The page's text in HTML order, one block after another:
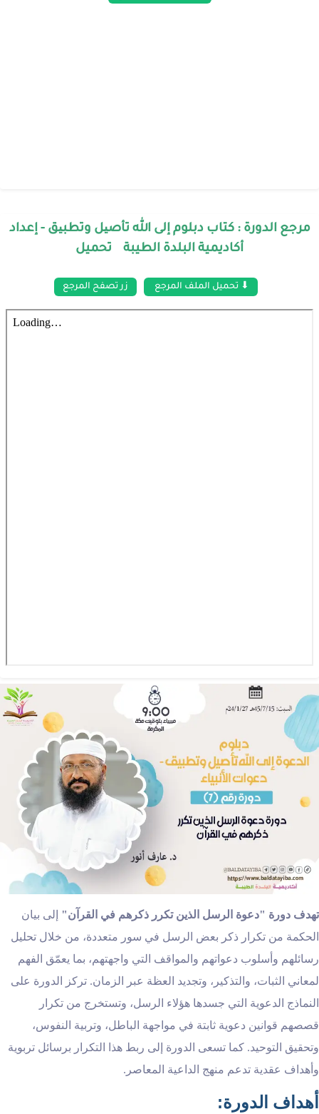
مرجع الدورة : كتاب دبلوم إلى الله تأصیل وتطبیق - إعداد
أكاديمية البلدة الطيبة تحميل
⬇ تحميل الملف المرجع زر تصفح المرجع
تهدف دورة "دعوة الرسل الذين تكرر ذكرهم في القرآن"
إلى بيان
الحكمة من تكرار ذكر بعض الرسل في سور متعددة، من خلال تحليل
رسائلهم وأسلوب دعواتهم والمواقف التي واجهتهم، بما يعمّق الفهم
لمعاني الثبات، والتذكير، وتجديد العظة عبر الزمان. تركز الدورة على
النماذج الدعوية التي جسدها هؤلاء الرسل، وتستخرج من تكرار
قصصهم قوانين دعوية ثابتة في مواجهة الباطل، وتربية النفوس،
وتحقيق التوحيد. كما تسعى الدورة إلى ربط هذا التكرار برسائل تربوية
وأهداف عقدية تدعم منهج الداعية المعاصر.
أهداف الدورة: